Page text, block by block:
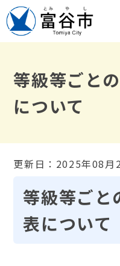
等級等ごと
について
更新日：2025年08月
等級等ごと
表について